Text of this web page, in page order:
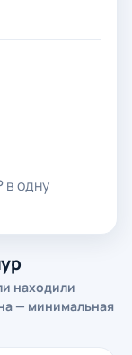
в одну
находили
— минимальная